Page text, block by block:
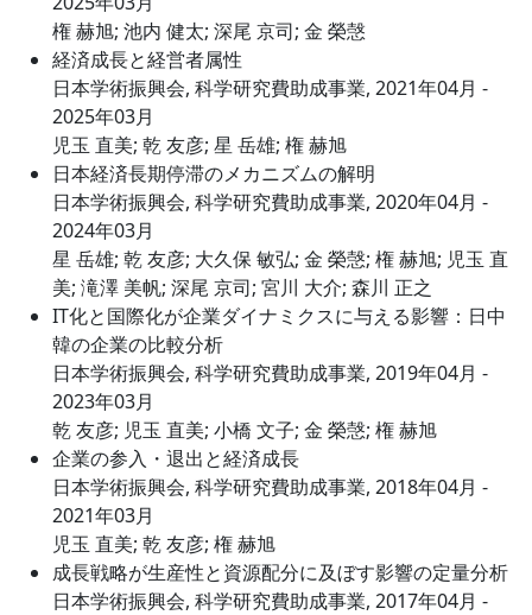
権 赫旭; 池内 健太; 深尾 京司; 金 榮愨
経済成長と経営者属性
日本学術振興会, 科学研究費助成事業, 2021年04月 -
2025年03月
児玉 直美; 乾 友彦; 星 岳雄; 権 赫旭
日本経済長期停滞のメカニズムの解明
日本学術振興会, 科学研究費助成事業, 2020年04月 -
2024年03月
星 岳雄; 乾 友彦; 大久保 敏弘; 金 榮愨; 権 赫旭; 児玉 直
美; 滝澤 美帆; 深尾 京司; 宮川 大介; 森川 正之
IT化と国際化が企業ダイナミクスに与える影響：日中
韓の企業の比較分析
日本学術振興会, 科学研究費助成事業, 2019年04月 -
2023年03月
乾 友彦; 児玉 直美; 小橋 文子; 金 榮愨; 権 赫旭
企業の参入・退出と経済成長
日本学術振興会, 科学研究費助成事業, 2018年04月 -
2021年03月
児玉 直美; 乾 友彦; 権 赫旭
成長戦略が生産性と資源配分に及ぼす影響の定量分析
日本学術振興会, 科学研究費助成事業, 2017年04月 -